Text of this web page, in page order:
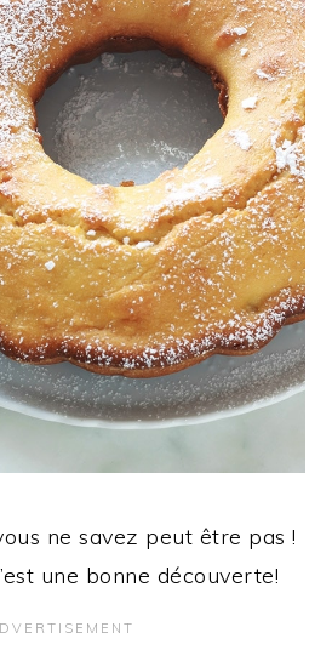
ne savez peut être pas !
une bonne découverte!